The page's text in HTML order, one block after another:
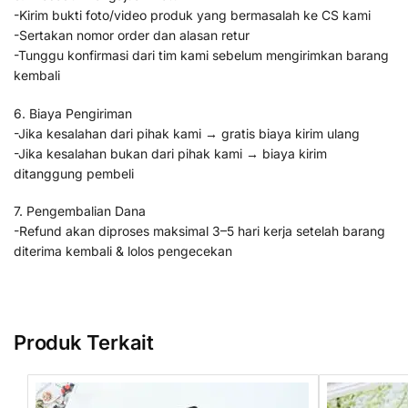
-Kirim bukti foto/video produk yang bermasalah ke CS kami
-Sertakan nomor order dan alasan retur
-Tunggu konfirmasi dari tim kami sebelum mengirimkan barang
kembali
6. Biaya Pengiriman
-Jika kesalahan dari pihak kami → gratis biaya kirim ulang
-Jika kesalahan bukan dari pihak kami → biaya kirim
ditanggung pembeli
7. Pengembalian Dana
-Refund akan diproses maksimal 3–5 hari kerja setelah barang
diterima kembali & lolos pengecekan
Produk Terkait